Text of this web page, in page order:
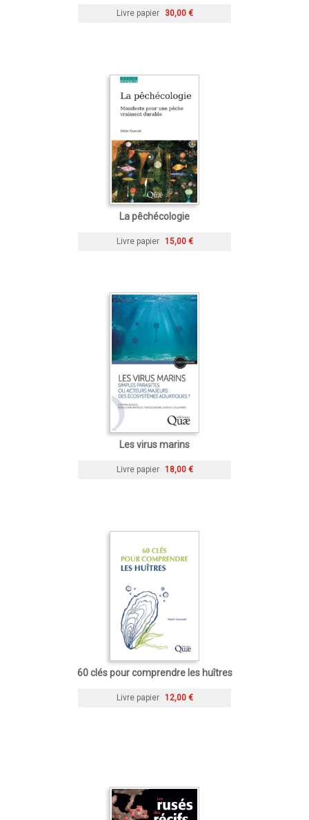
Livre papier 30,00 €
La pêchécologie
Livre papier 15,00 €
Les virus marins
Livre papier 18,00 €
60 clés pour comprendre les huîtres
Livre papier 12,00 €